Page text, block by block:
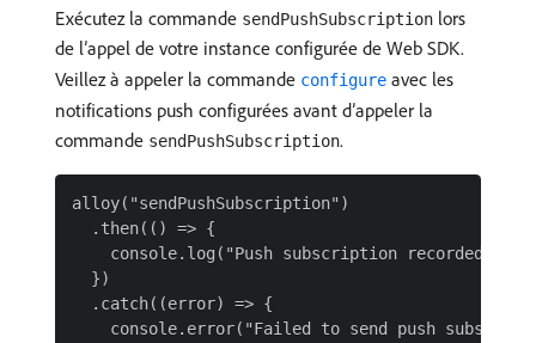
Exécutez la commande sendPushSubscription lors
de l’appel de votre instance configurée de Web SDK.
Veillez à appeler la commande configure avec les
notifications push configurées avant d’appeler la
commande sendPushSubscription.
alloy("sendPushSubscription")
  .then(() => {
console.log("Push subscription recorded
  })
  .catch((error) => {
console.error("Failed to send push